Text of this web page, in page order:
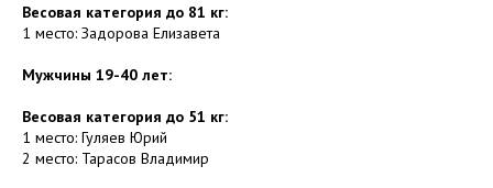
Весовая категория до 81 кг:
1 место: Задорова Елизавета
Мужчины 19-40 лет:
Весовая категория до 51 кг:
1 место: Гуляев Юрий
2 место: Тарасов Владимир